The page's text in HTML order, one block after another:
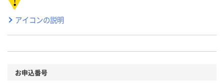
アイコンの説明
お申込番号